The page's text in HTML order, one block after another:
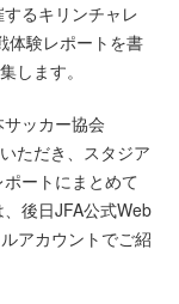
るキリンチャレ
体験レポートを書
します。
ッカー協会
ただき、スタジア
ートにまとめて
後日JFA公式Web
アカウントでご紹